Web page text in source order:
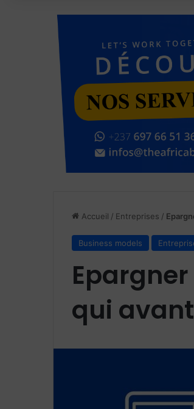
Accueil / Entreprises /
Business models
qui